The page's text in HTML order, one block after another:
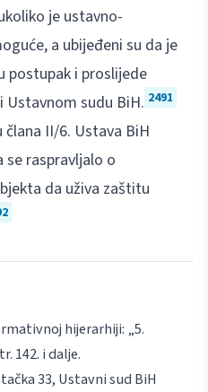
je ustavno-
a ubijeđeni su da je
postupak i proslijede
sudu BiH. 2491
II/6. Ustava BiH
raspravljalo o
da uživa zaštitu
hijerarhiji: „5.
142. i dalje.
33, Ustavni sud BiH